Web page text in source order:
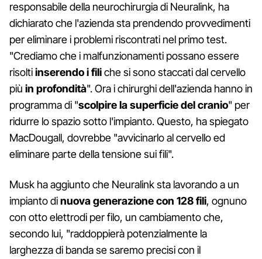
responsabile della neurochirurgia di Neuralink, ha
dichiarato che l'azienda sta prendendo provvedimenti
per eliminare i problemi riscontrati nel primo test.
"Crediamo che i malfunzionamenti possano essere
risoltiinserendo i filiche si sono staccati dal cervello
più in profondità". Ora i chirurghi dell'azienda hanno in
programma di "scolpire la superficie del cranio" per
ridurre lo spazio sotto l'impianto. Questo, ha spiegato
MacDougall, dovrebbe "avvicinarlo al cervello ed
eliminare parte della tensione sui fili".
Musk ha aggiunto che Neuralink sta lavorando a un
impianto dinuova generazione con 128 fili, ognuno
con otto elettrodi per filo, un cambiamento che,
secondo lui, "raddoppierà potenzialmente la
larghezza di banda se saremo precisi con il